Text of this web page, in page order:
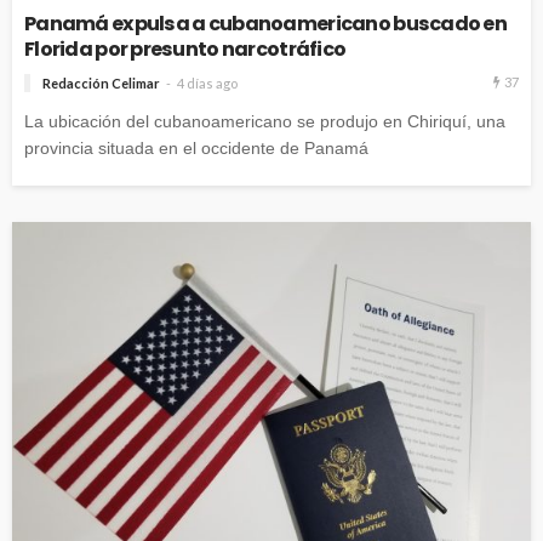
Panamá expulsa a cubanoamericano buscado en
Florida por presunto narcotráfico
Redacción Celimar 4 días ago 37
La ubicación del cubanoamericano se produjo en Chiriquí, una
provincia situada en el occidente de Panamá